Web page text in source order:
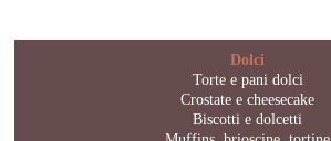
Dolci
Torte e pani dolci
Crostate e cheesecake
Biscotti e dolcetti